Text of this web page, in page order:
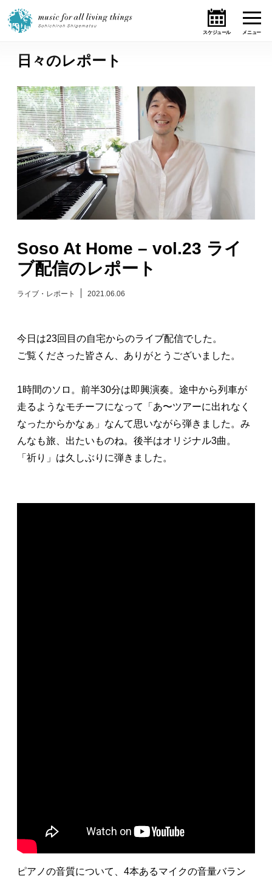
ホーム
ニュース
テーマ
ライブ・スケジュール
作品
ギャラリー
日々のレポート
プロフィール
演奏依頼
お問い合わせ
日々のレポート
Soso At Home – vol.23 ライ
ブ配信のレポート
ライブ・レポート 2021.06.06
今日は23回目の自宅からのライブ配信でした。
ご覧くださった皆さん、ありがとうございました。
1時間のソロ。前半30分は即興演奏。途中から列車が
走るようなモチーフになって「あ〜ツアーに出れなく
なったからかなぁ」なんて思いながら弾きました。み
んなも旅、出たいものね。後半はオリジナル3曲。
「祈り」は久しぶりに弾きました。
ピアノの音質について、4本あるマイクの音量バラン